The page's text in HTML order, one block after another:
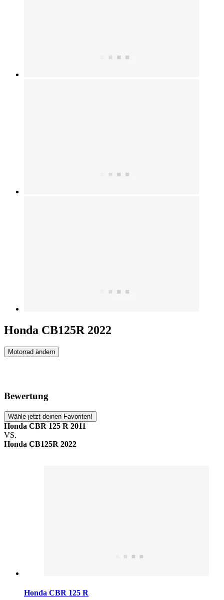
Honda CB125R 2022
Motorrad ändern
Bewertung
Wähle jetzt deinen Favoriten!
Honda CBR 125 R 2011
VS.
Honda CB125R 2022
Honda CBR 125 R